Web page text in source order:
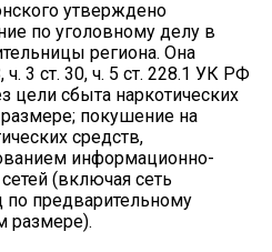
утверждено
по уголовному делу в
региона. Она
ч. 3 ст. 30, ч. 5 ст. 228.1 УК РФ
цели сбыта наркотических
покушение на
средств,
информационно-
(включая сеть
по предварительному
размере).